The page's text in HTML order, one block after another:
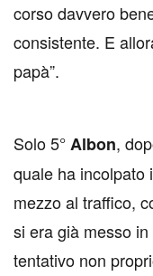
corso davvero
consistente. E
papà”.
Solo 5°Albon,
quale ha incolpato
mezzo al traffico,
si era già messo
tentativo non